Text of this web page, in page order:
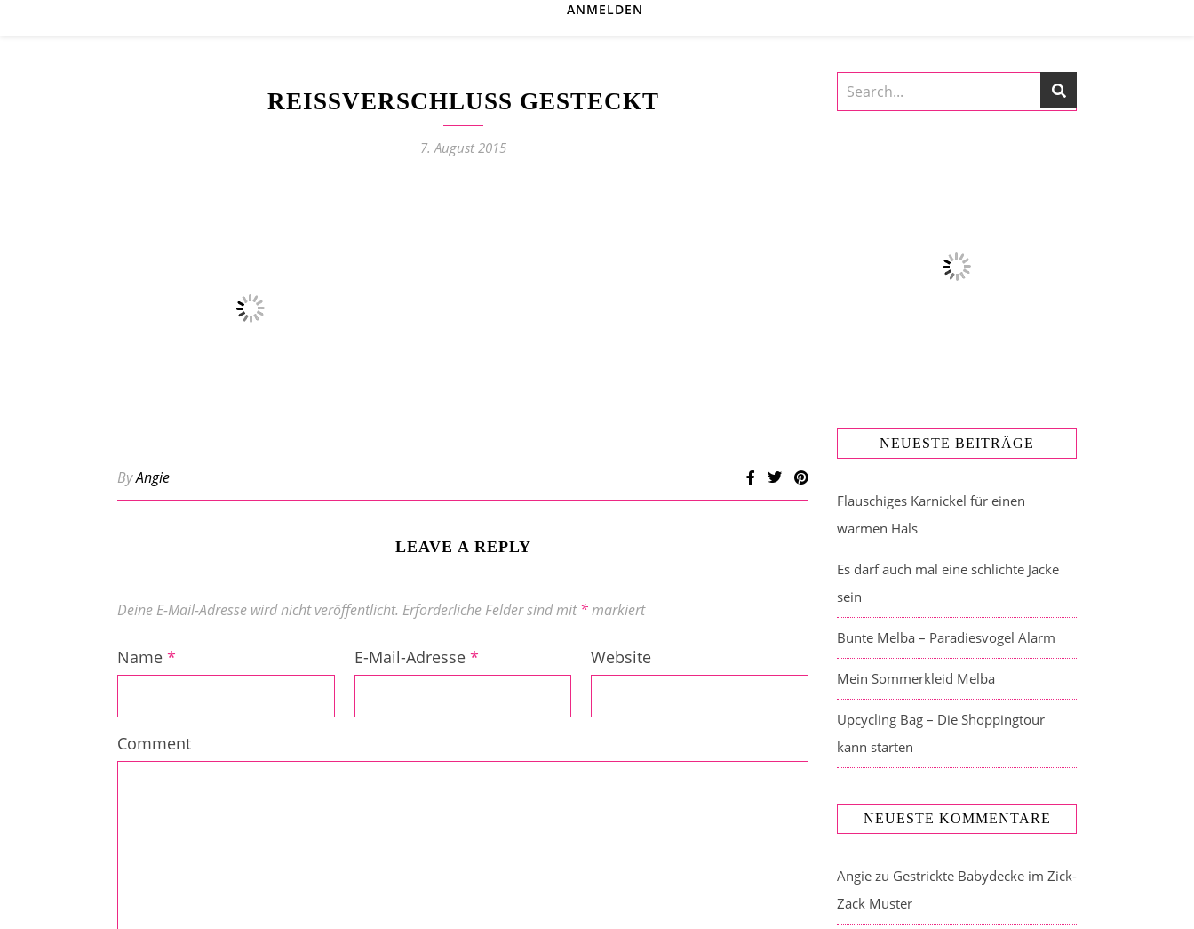
ANMELDEN
REISSVERSCHLUSS GESTECKT
7. August 2015
ByAngie
LEAVE A REPLY
Deine E-Mail-Adresse wird nicht veröffentlicht. Erforderliche Felder sind mit*markiert
Name * E-Mail-Adresse * Website
Comment
NEUESTE BEITRÄGE
Flauschiges Karnickel für einen
warmen Hals
Es darf auch mal eine schlichte Jacke
sein
Bunte Melba – Paradiesvogel Alarm
Mein Sommerkleid Melba
Upcycling Bag – Die Shoppingtour
kann starten
NEUESTE KOMMENTARE
Angie zu Gestrickte Babydecke im Zick-
Zack Muster